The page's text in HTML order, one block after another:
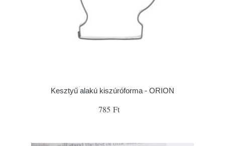
Kesztyű alakú kiszúróforma - ORION
785 Ft